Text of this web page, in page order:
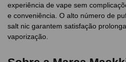
experiência de vape sem
e conveniência. O alto número de
salt nic garantem satisfação
vaporização.